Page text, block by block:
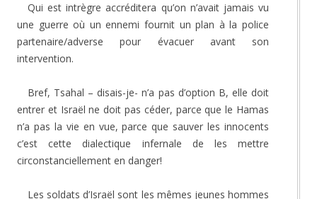
Qui est intrègre accréditera qu’on n’avait jamais vu
une guerre où un ennemi fournit un plan à la police
partenaire/adverse pour évacuer avant son
intervention.
Bref, Tsahal – disais-je- n’a pas d’option B, elle doit
entrer et Israël ne doit pas céder, parce que le Hamas
n’a pas la vie en vue, parce que sauver les innocents
c’est cette dialectique infernale de les mettre
circonstanciellement en danger!
Les soldats d’Israël sont les mêmes jeunes hommes